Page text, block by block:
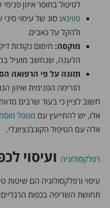
לטיפול בחוסר איזון
טווינא: סוג של עיסוי
ולהקל על כאבים.
מוקסה: חימום נקודות
הלענה, שנחשב מועיל
תזונה על פי הרפואה
הזרימה הפנימית ואיזון
חשוב לציין כי בעוד שרבים
אלו, יש להתייעץ עם מטפל
אלה עם הטיפול הקונבנציונלי.
רפלקסולוגיה ועיסוי
עיסוי ורפלקסולוגיה הם שיטות
תחושת השריפה בכפות הרגליים: